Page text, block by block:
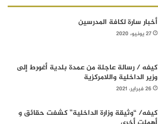
أخبار سارة لكافة المدرسين
27 يونيو، 2020
كيفه / رسالة عاجلة من عمدة بلدية أغورط إلى
وزير الداخلية واللامركزية
26 فبراير، 2021
كيفه/ “وثيقة وزارة الداخلية” كشفت حقائق و